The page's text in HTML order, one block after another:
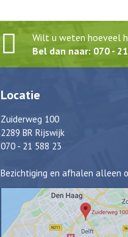
Wilt u weten hoeveel
Bel dan naar: 070 -
Locatie
Zuiderweg 100
2289 BR Rijswijk
070 - 21 588 23
Bezichtiging en afhalen alleen